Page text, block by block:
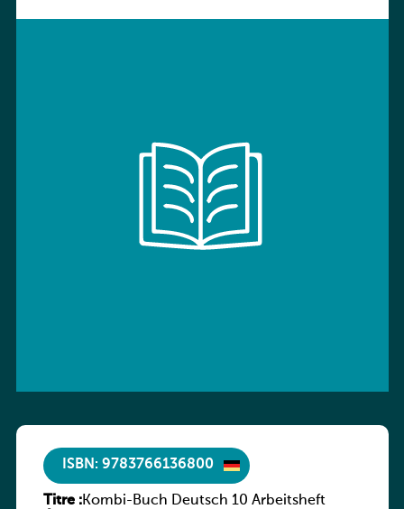
ISBN: 9783766136800
Titre :Kombi-Buch Deutsch 10 Arbeitsheft